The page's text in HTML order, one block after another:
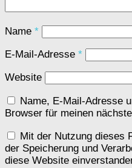
Name *
E-Mail-Adresse *
Website
Name, E-Mail-Adresse
Browser für meinen
Mit der Nutzung dieses
der Speicherung und
diese Website